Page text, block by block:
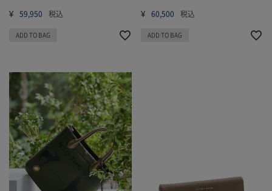
¥ 59,950 税込
ADD TO BAG
¥ 60,500 税込
ADD TO BAG